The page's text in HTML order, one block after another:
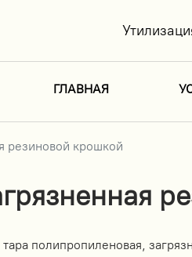
ГЛАВНАЯ
резиновой крошкой
тара полипропиленовая,